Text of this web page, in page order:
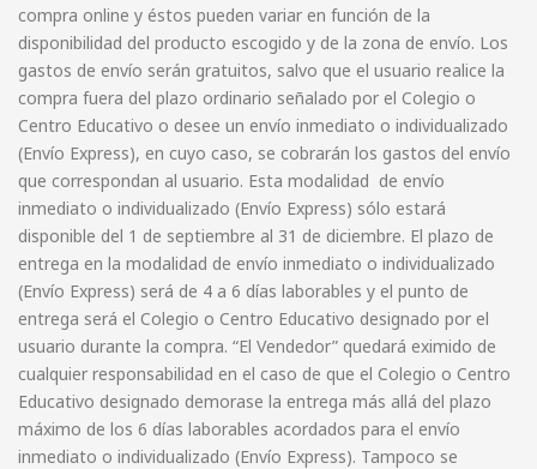
compra online y éstos pueden variar en función de la
disponibilidad del producto escogido y de la zona de envío. Los
gastos de envío serán gratuitos, salvo que el usuario realice la
compra fuera del plazo ordinario señalado por el Colegio o
Centro Educativo o desee un envío inmediato o individualizado
(Envío Express), en cuyo caso, se cobrarán los gastos del envío
que correspondan al usuario. Esta modalidad de envío
inmediato o individualizado (Envío Express) sólo estará
disponible del 1 de septiembre al 31 de diciembre. El plazo de
entrega en la modalidad de envío inmediato o individualizado
(Envío Express) será de 4 a 6 días laborables y el punto de
entrega será el Colegio o Centro Educativo designado por el
usuario durante la compra. “El Vendedor” quedará eximido de
cualquier responsabilidad en el caso de que el Colegio o Centro
Educativo designado demorase la entrega más allá del plazo
máximo de los 6 días laborables acordados para el envío
inmediato o individualizado (Envío Express). Tampoco se